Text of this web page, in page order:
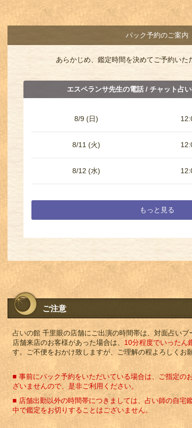
パック予約のご案内
あらかじめ、鑑定時間を決めてご予約いた
エスペランサ先生の電話 / チャット占
8/9 (日)
8/11 (火)
8/12 (水)
もっと見る
ご注意
占いの館 千里眼の店舗にご出演の時間帯は、対面占いブ
店舗来店のお客様があった場合は、 10分程度でいったん
す。ご不便をおかけ致しますが、ご理解の程よろしくお
事前にパック予約をいただいている場合は、ご指定の
ざいませんので、是非ご利用ください。
店舗出勤以外の時間帯につきましては、占い師の自宅
中で鑑定をお切りすることはございません。